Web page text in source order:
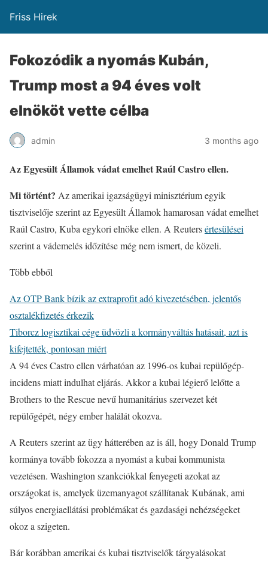
Friss Hirek
Fokozódik a nyomás Kubán,
Trump most a 94 éves volt
elnököt vette célba
admin 3 months ago
Az Egyesült Államok vádat emelhet Raúl Castro ellen.
Mi történt? Az amerikai igazságügyi minisztérium egyik
tisztviselője szerint az Egyesült Államok hamarosan vádat emelhet
Raúl Castro, Kuba egykori elnöke ellen. A Reutersértesülései
szerint a vádemelés időzítése még nem ismert, de közeli.
Több ebből
Az OTP Bank bízik az extraprofit adó kivezetésében, jelentős
osztalékfizetés érkezik
Tiborcz logisztikai cége üdvözli a kormányváltás hatásait, azt is
kifejtették, pontosan miért
A 94 éves Castro ellen várhatóan az 1996-os kubai repülőgép-
incidens miatt indulhat eljárás. Akkor a kubai légierő lelőtte a
Brothers to the Rescue nevű humanitárius szervezet két
repülőgépét, négy ember halálát okozva.
A Reuters szerint az ügy hátterében az is áll, hogy Donald Trump
kormánya tovább fokozza a nyomást a kubai kommunista
vezetésen. Washington szankciókkal fenyegeti azokat az
országokat is, amelyek üzemanyagot szállítanak Kubának, ami
súlyos energiaellátási problémákat és gazdasági nehézségeket
okoz a szigeten.
Bár korábban amerikai és kubai tisztviselők tárgyalásokat